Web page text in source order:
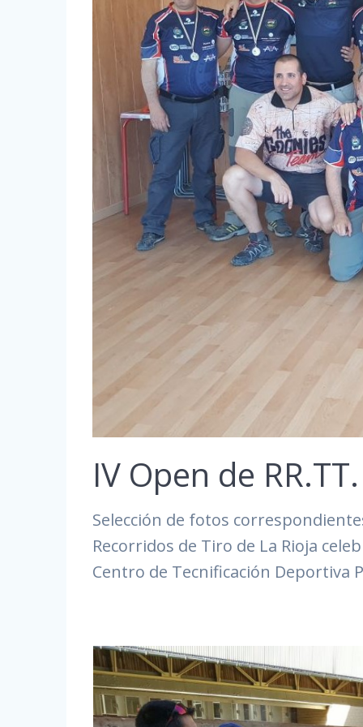
IV Open de
Selección de fotos
Recorridos de Tiro de La Rioja
Centro de Tecnificación Deportiva